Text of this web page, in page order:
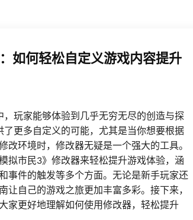
如何轻松自定义游戏内容提升
玩家能够体验到几乎无穷无尽的创造与探
更多自定义的可能，尤其是当你想要根据
环境时，修改器无疑是一个强大的工具。
拟市民3》修改器来轻松提升游戏体验，涵
事件的触发等多个方面。无论是新手玩家还
自己的游戏之旅更加丰富多彩。接下来，
家更好地理解如何使用修改器，轻松提升